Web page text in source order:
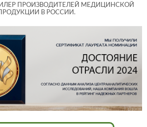
ПРОИЗВОДИТЕЛЕЙ МЕДИЦИНСКОЙ
ПРОДУКЦИИ В РОССИИ.